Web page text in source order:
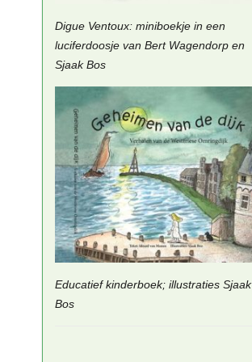
Digue Ventoux: miniboekje in een
luciferdoosje van Bert Wagendorp en
Sjaak Bos
Educatief kinderboek; illustraties Sjaak
Bos